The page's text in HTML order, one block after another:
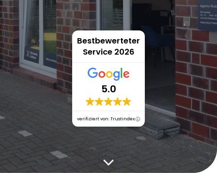
Bestbewerteter
Service 2026
5.0
verifiziert von: Trustindex